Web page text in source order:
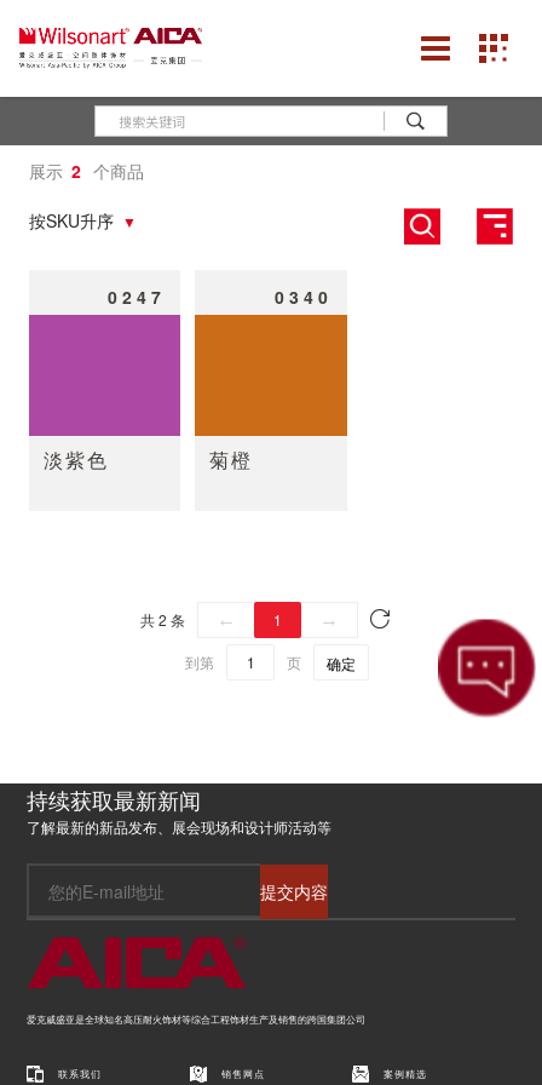
展示 2 个商品
按SKU升序
0247
淡紫色
0340
菊橙
共 2 条 ← 1 →
到第 页 确定
持续获取最新新闻
了解最新的新品发布、展会现场和设计师活动等
提交内容
爱克威盛亚是全球知名高压耐火饰材等综合工程饰材生产及销售的跨国集团公司
联系我们 销售网点 案例精选